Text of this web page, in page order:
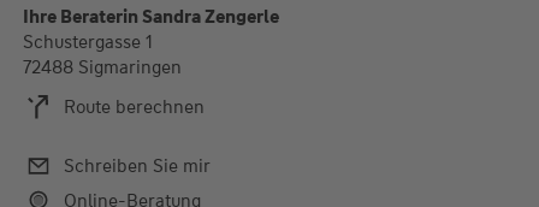
Ihre Beraterin Sandra Zengerle
Schustergasse 1
72488 Sigmaringen
Route berechnen
Schreiben Sie mir
Online-Beratung